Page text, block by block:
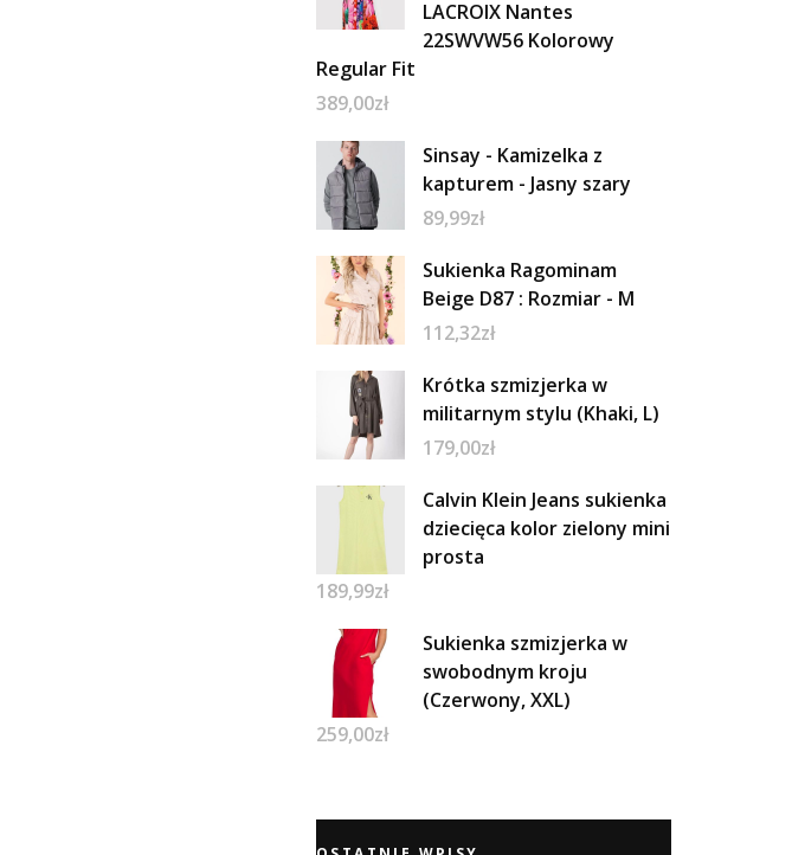
LACROIX Nantes
22SWVW56 Kolorowy
Regular Fit
389,00zł
Sinsay - Kamizelka z
kapturem - Jasny szary
89,99zł
Sukienka Ragominam
Beige D87 : Rozmiar - M
112,32zł
Krótka szmizjerka w
militarnym stylu (Khaki, L)
179,00zł
Calvin Klein Jeans sukienka
dziecięca kolor zielony mini
prosta
189,99zł
Sukienka szmizjerka w
swobodnym kroju
(Czerwony, XXL)
259,00zł